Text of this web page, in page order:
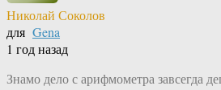
Николай Соколов
для Gena
1 год назад
Знамо дело с арифмометра завсегда